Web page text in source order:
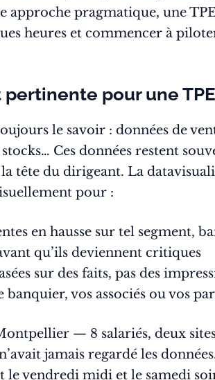
approche pragmatique, une
heures et commencer à
pour une TPE
le savoir : données de
Ces données restent
tête du dirigeant. La
pour :
en hausse sur tel segment,
qu’ils deviennent critiques
sur des faits, pas des
vos associés ou vos
— 8 salariés, deux
jamais regardé les
le vendredi midi et le samedi